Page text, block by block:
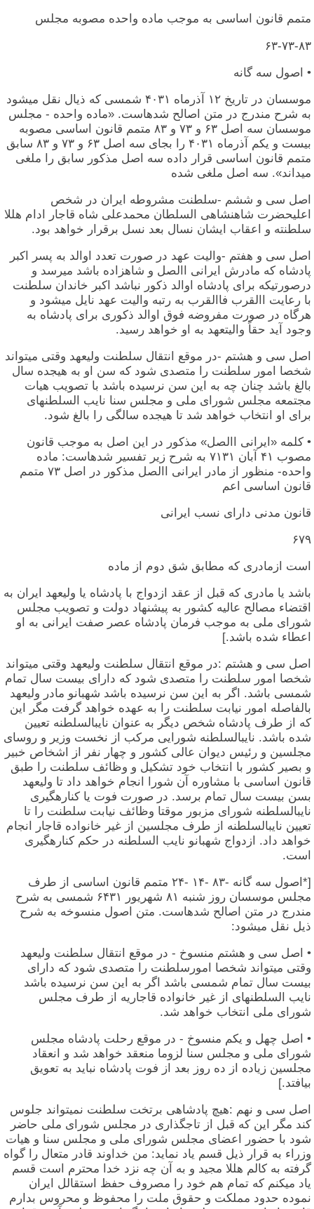
متمم قانون اساسی به موجب ماده واحده مصوبه مجلس
۶۳-۷۳-۸۳
• اصول سه گانه
موسسان در تاریخ ۱۲ آذرماه ۴۰۳۱ شمسی که ذیال نقل میشود
به شرح مندرج در متن اصالح شدهاست. «ماده واحده - مجلس
موسسان سه اصل ۶۳ و ۷۳ و ۸۳ متمم قانون اساسی مصوبه
بیست و یکم آذرماه ۴۰۳۱ را بجای سه اصل ۶۳ و ۷۳ و ۸۳ سابق
متمم قانون اساسی قرار داده سه اصل مذکور سابق را ملغی
میداند». سه اصل ملغی شده
اصل سی و ششم -سلطنت مشروطه ایران در شخص
اعلیحضرت شاهنشاهی السلطان محمدعلی شاه قاجار ادام هللا
سلطنته و اعقاب ایشان نسال بعد نسل برقرار خواهد بود.
اصل سی و هفتم -والیت عهد در صورت تعدد اوالد به پسر اکبر
پادشاه که مادرش ایرانی االصل و شاهزاده باشد میرسد و
درصورتیکه برای پادشاه اوالد ذکور نباشد اکبر خاندان سلطنت
با رعایت االقرب فاالقرب به رتبه والیت عهد نایل میشود و
هرگاه در صورت مفروضه فوق اوالد ذکوری برای پادشاه به
وجود آید حقاً والیتعهد به او خواهد رسید.
اصل سی و هشتم -در موقع انتقال سلطنت ولیعهد وقتی میتواند
شخصا امور سلطنت را متصدی شود که سن او به هیجده سال
بالغ باشد چنان چه به این سن نرسیده باشد با تصویب هیات
مجتمعه مجلس شورای ملی و مجلس سنا نایب السلطنهای
برای او انتخاب خواهد شد تا هیجده سالگی را بالغ شود.
• کلمه «ایرانی االصل» مذکور در این اصل به موجب قانون
مصوب ۴۱ آبان ۷۱۳۱ به شرح زیر تفسیر شدهاست: ماده
واحده- منظور از مادر ایرانی االصل مذکور در اصل ۷۳ متمم
قانون اساسی اعم
قانون مدنی دارای نسب ایرانی
۶۷۹
است ازمادری که مطابق شق دوم از ماده
باشد یا مادری که قبل از عقد ازدواج با پادشاه یا ولیعهد ایران به
اقتضاء مصالح عالیه کشور به پیشنهاد دولت و تصویب مجلس
شورای ملی به موجب فرمان پادشاه عصر صفت ایرانی به او
اعطاء شده باشد.]
اصل سی و هشتم :در موقع انتقال سلطنت ولیعهد وقتی میتواند
شخصا امور سلطنت را متصدی شود که دارای بیست سال تمام
شمسی باشد. اگر به این سن نرسیده باشد شهبانو مادر ولیعهد
بالفاصله امور نیابت سلطنت را به عهده خواهد گرفت مگر این
که از طرف پادشاه شخص دیگر به عنوان نایبالسلطنه تعیین
شده باشد. نایبالسلطنه شورایی مرکب از نخست وزیر و روسای
مجلسین و رئیس دیوان عالی کشور و چهار نفر از اشخاص خبیر
و بصیر کشور با انتخاب خود تشکیل و وظائف سلطنت را طبق
قانون اساسی با مشاوره آن شورا انجام خواهد داد تا ولیعهد
بسن بیست سال تمام برسد. در صورت فوت یا کنارهگیری
نایبالسلطنه شورای مزبور موقتا وظائف نیابت سلطنت را تا
تعیین نایبالسلطنه از طرف مجلسین از غیر خانواده قاجار انجام
خواهد داد. ازدواج شهبانو نایب السلطنه در حکم کنارهگیری
است.
[*اصول سه گانه -۸۳ -۱۴ -۲۴ متمم قانون اساسی از طرف
مجلس موسسان روز شنبه ۸۱ شهریور ۶۴۳۱ شمسی به شرح
مندرج در متن اصالح شدهاست. متن اصول منسوخه به شرح
ذیل نقل میشود:
• اصل سی و هشتم منسوخ - در موقع انتقال سلطنت ولیعهد
وقتی میتواند شخصا امورسلطنت را متصدی شود که دارای
بیست سال تمام شمسی باشد اگر به این سن نرسیده باشد
نایب السلطنهای از غیر خانواده قاجاریه از طرف مجلس
شورای ملی انتخاب خواهد شد.
• اصل چهل و یکم منسوخ - در موقع رحلت پادشاه مجلس
شورای ملی و مجلس سنا لزوما منعقد خواهد شد و انعقاد
مجلسین زیاده از ده روز بعد از فوت پادشاه نباید به تعویق
بیافتد.]
اصل سی و نهم :هیچ پادشاهی برتخت سلطنت نمیتواند جلوس
کند مگر این که قبل از تاجگذاری در مجلس شورای ملی حاضر
شود با حضور اعضای مجلس شورای ملی و مجلس سنا و هیات
وزراء به قرار ذیل قسم یاد نماید: من خداوند قادر متعال را گواه
گرفته به کالم هللا مجید و به آن چه نزد خدا محترم است قسم
یاد میکنم که تمام هم خود را مصروف حفظ استقالل ایران
نموده حدود مملکت و حقوق ملت را محفوظ و محروس بدارم